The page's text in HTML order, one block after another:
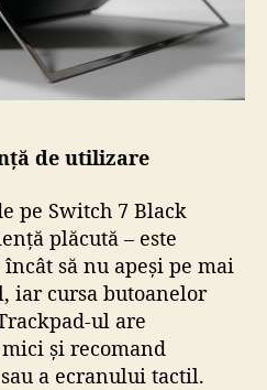
de utilizare
pe Switch 7 Black
plăcută – este
să nu apeși pe mai
iar cursa butoanelor
ul are
și recomand
a ecranului tactil.